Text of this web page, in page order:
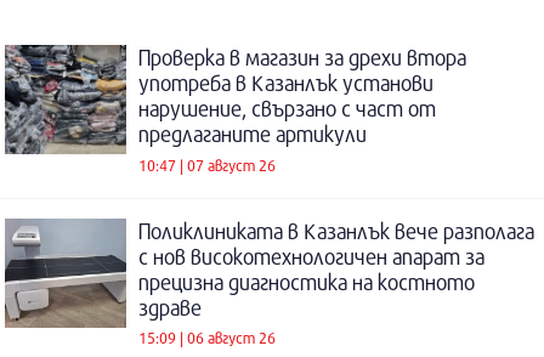
Проверка в магазин за дрехи втора
употреба в Казанлък установи
нарушение, свързано с част от
предлаганите артикули
10:47 | 07 август 26
Поликлиниката в Казанлък вече разполага
с нов високотехнологичен апарат за
прецизна диагностика на костното
здраве
15:09 | 06 август 26